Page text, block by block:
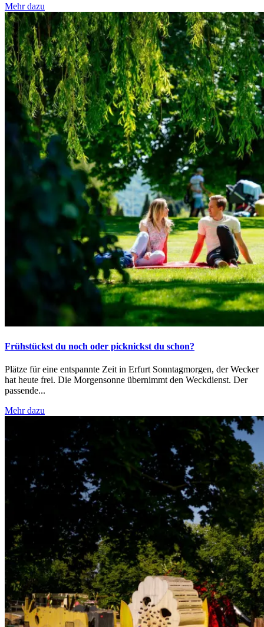
Mehr dazu
Frühstückst du noch oder picknickst du schon?
Plätze für eine entspannte Zeit in Erfurt Sonntagmorgen, der Wecker
hat heute frei. Die Morgensonne übernimmt den Weckdienst. Der
passende...
Mehr dazu